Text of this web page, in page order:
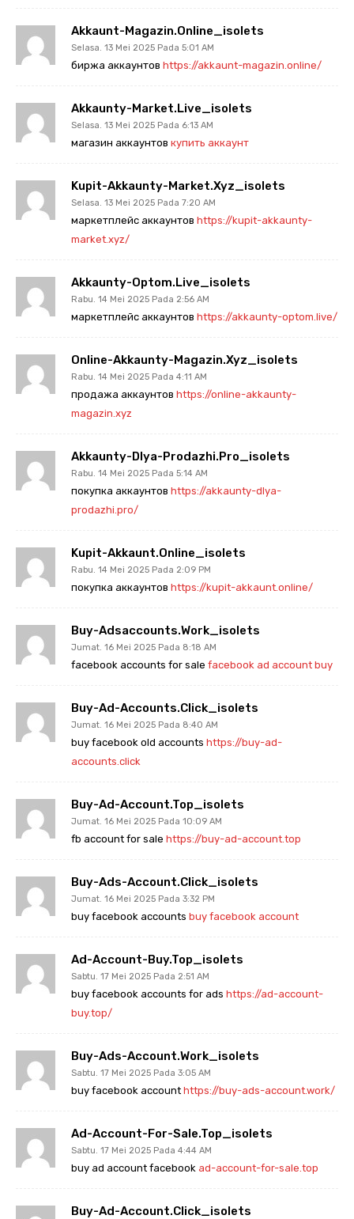
Akkaunt-Magazin.online_isolets
Selasa. 13 Mei 2025 Pada 5:01 AM
биржа аккаунтов https://akkaunt-magazin.online/
Akkaunty-Market.live_isolets
Selasa. 13 Mei 2025 Pada 6:13 AM
магазин аккаунтов купить аккаунт
Kupit-Akkaunty-Market.xyz_isolets
Selasa. 13 Mei 2025 Pada 7:20 AM
маркетплейс аккаунтов https://kupit-akkaunty-
market.xyz/
Akkaunty-Optom.live_isolets
Rabu. 14 Mei 2025 Pada 2:56 AM
маркетплейс аккаунтов https://akkaunty-optom.live/
Online-Akkaunty-Magazin.xyz_isolets
Rabu. 14 Mei 2025 Pada 4:11 AM
продажа аккаунтов https://online-akkaunty-
magazin.xyz
Akkaunty-Dlya-Prodazhi.pro_isolets
Rabu. 14 Mei 2025 Pada 5:14 AM
покупка аккаунтов https://akkaunty-dlya-
prodazhi.pro/
Kupit-Akkaunt.online_isolets
Rabu. 14 Mei 2025 Pada 2:09 PM
покупка аккаунтов https://kupit-akkaunt.online/
Buy-Adsaccounts.work_isolets
Jumat. 16 Mei 2025 Pada 8:18 AM
facebook accounts for sale facebook ad account buy
Buy-Ad-Accounts.click_isolets
Jumat. 16 Mei 2025 Pada 8:40 AM
buy facebook old accounts https://buy-ad-
accounts.click
Buy-Ad-Account.top_isolets
Jumat. 16 Mei 2025 Pada 10:09 AM
fb account for sale https://buy-ad-account.top
Buy-Ads-Account.click_isolets
Jumat. 16 Mei 2025 Pada 3:32 PM
buy facebook accounts buy facebook account
Ad-Account-Buy.top_isolets
Sabtu. 17 Mei 2025 Pada 2:51 AM
buy facebook accounts for ads https://ad-account-
buy.top/
Buy-Ads-Account.work_isolets
Sabtu. 17 Mei 2025 Pada 3:05 AM
buy facebook account https://buy-ads-account.work/
Ad-Account-For-Sale.top_isolets
Sabtu. 17 Mei 2025 Pada 4:44 AM
buy ad account facebook ad-account-for-sale.top
Buy-Ad-Account.click_isolets